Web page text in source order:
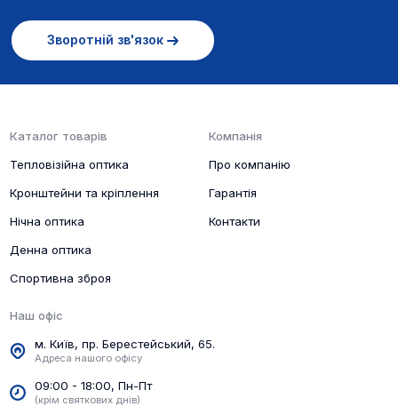
Зворотній зв'язок
Каталог товарів
Тепловізійна оптика
Кронштейни та кріплення
Нічна оптика
Денна оптика
Спортивна зброя
Компанія
Про компанію
Гарантія
Контакти
Наш офіс
м. Київ, пр. Берестейський, 65.
Адреса нашого офісу
09:00 - 18:00, Пн-Пт
(крім святкових днів)